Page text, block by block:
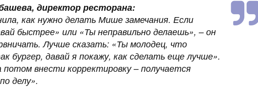
, директор ресторана:
как нужно делать Мише замечания. Если
быстрее» или «Ты неправильно делаешь», – он
Лучше сказать: «Ты молодец, что
бургер, давай я покажу, как сделать еще лучше».
потом внести корректировку – получается
делу».